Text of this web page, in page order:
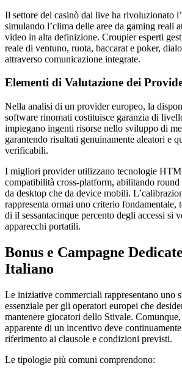
Il settore del casinò dal live ha rivoluzionato
simulando l’clima delle aree da gaming reali
video in alta definizione. Croupier esperti
reale di ventuno, ruota, baccarat e poker,
attraverso comunicazione integrate.
Elementi di Valutazione dei
Nella analisi di un provider europeo, la
software rinomati costituisce garanzia di
impiegano ingenti risorse nello sviluppo di
garantendo risultati genuinamente aleatori e
verificabili.
I migliori provider utilizzano tecnologie
compatibilità cross-platform, abilitando
da desktop che da device mobili.
rappresenta ormai uno criterio fondamentale,
di il sessantacinque percento degli accessi si
apparecchi portatili.
Bonus e Campagne
Italiano
Le iniziative commerciali rappresentano uno
essenziale per gli operatori europei che
mantenere giocatori dello Stivale. Comunque,
apparente di un incentivo deve
riferimento ai clausole e condizioni previsti.
Le tipologie più comuni comprendono: